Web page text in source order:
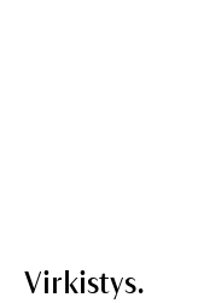
Virkistys.